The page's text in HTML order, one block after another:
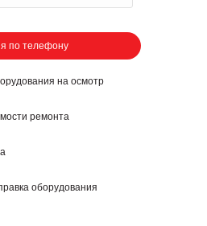
по телефону
на осмотр
ремонта
оборудования